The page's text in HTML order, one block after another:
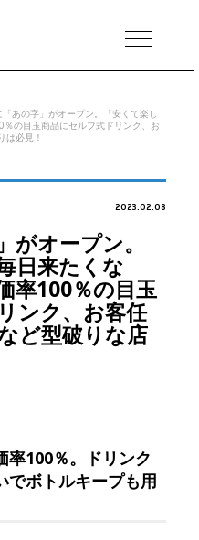
MENU
あの字」がオープン。「安くて楽し
の目玉商品にセルフ式ドリンク、お
は必見！
2023.02.08
がオープン。
日来たくな
率100％の目玉
ンク、お客任
ど型破りな店
率100％。ドリンク
でボトルキープも用